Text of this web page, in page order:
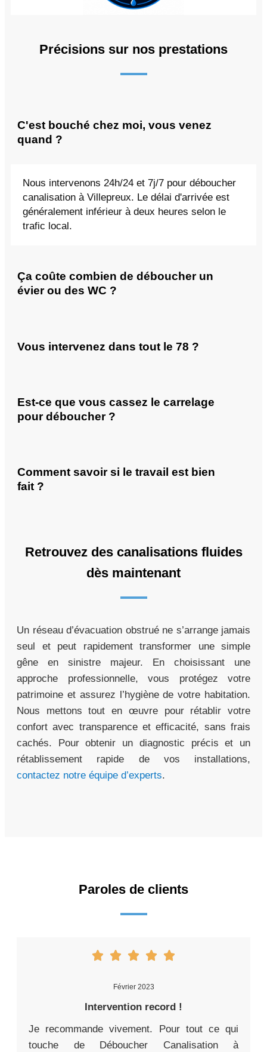
Précisions sur nos prestations
C'est bouché chez moi, vous venez
quand ?
Nous intervenons 24h/24 et 7j/7 pour déboucher
canalisation à Villepreux. Le délai d'arrivée est
généralement inférieur à deux heures selon le
trafic local.
Ça coûte combien de déboucher un
évier ou des WC ?
Vous intervenez dans tout le 78 ?
Est-ce que vous cassez le carrelage
pour déboucher ?
Comment savoir si le travail est bien
fait ?
Retrouvez des canalisations fluides
dès maintenant
Un réseau d’évacuation obstrué ne s’arrange jamais
seul et peut rapidement transformer une simple
gêne en sinistre majeur. En choisissant une
approche professionnelle, vous protégez votre
patrimoine et assurez l’hygiène de votre habitation.
Nous mettons tout en œuvre pour rétablir votre
confort avec transparence et efficacité, sans frais
cachés. Pour obtenir un diagnostic précis et un
rétablissement rapide de vos installations,
contactez notre équipe d’experts.
Paroles de clients
Février 2023
Intervention record !
Je recommande vivement. Pour tout ce qui
touche de Déboucher Canalisation à